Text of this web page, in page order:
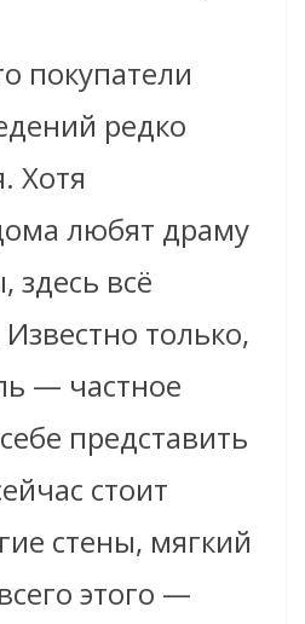
покупатели
редко
Хотя
любят драму
здесь всё
только,
— частное
представить
стоит
стены, мягкий
этого —